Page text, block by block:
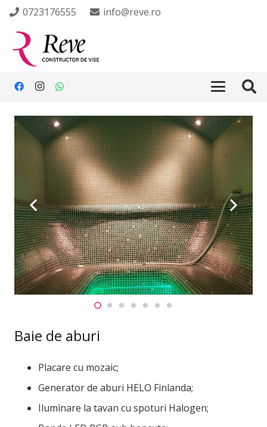
0723176555 info@reve.ro
Baie de aburi
Placare cu mozaic;
Generator de aburi HELO Finlanda;
Iluminare la tavan cu spoturi Halogen;